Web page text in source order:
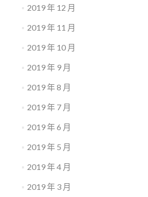
2019 年 12 月
2019 年 11 月
2019 年 10 月
2019 年 9 月
2019 年 8 月
2019 年 7 月
2019 年 6 月
2019 年 5 月
2019 年 4 月
2019 年 3 月